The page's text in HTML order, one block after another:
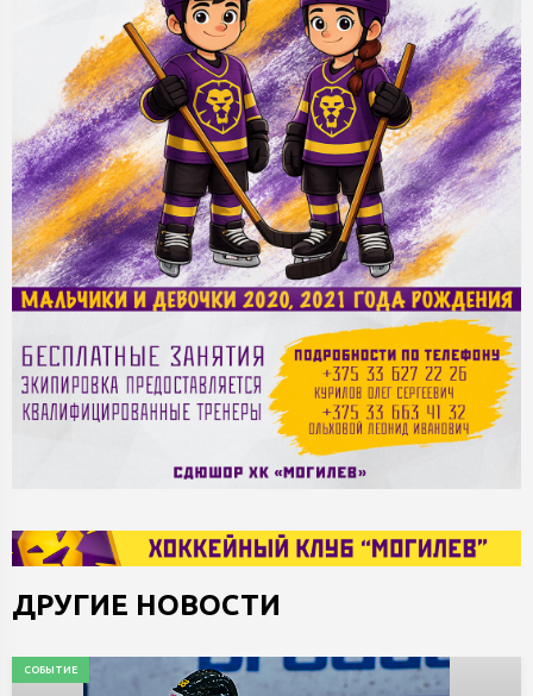
ДРУГИЕ НОВОСТИ
СОБЫТИЕ